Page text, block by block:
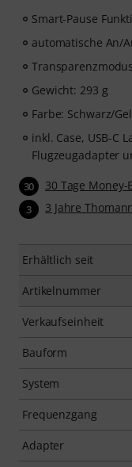
Smart-Pause
automatische An/
Transparenzmodus
Gewicht: 293 g
Farbe: Schwarz/
inkl. Case, USB-C
Flugzeugadapter
30 30 Tage Money-
3 3 Jahre
Erhältlich seit
Artikelnummer
Verkaufseinheit
Bauform
System
Frequenzgang
Adapter